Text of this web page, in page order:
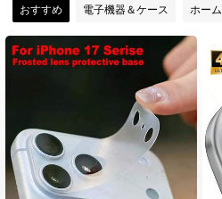
2.1K フォロワー
4.82 2.1K フォロワー
2.1K フォロワー
おすすめ 電子機器＆ケース ホー